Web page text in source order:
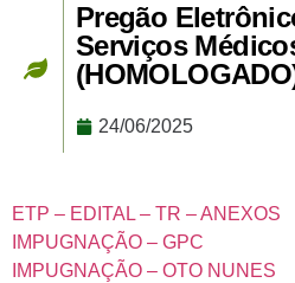
Pregão
Serviços
24/06/2025
ETP – EDITAL – TR – ANEXOS
IMPUGNAÇÃO – GPC
IMPUGNAÇÃO – OTO NUNES